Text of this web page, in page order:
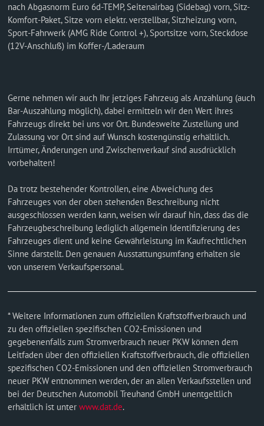
nach Abgasnorm Euro 6d-TEMP, Seitenairbag (Sidebag) vorn, Sitz-
Komfort-Paket, Sitze vorn elektr. verstellbar, Sitzheizung vorn,
Sport-Fahrwerk (AMG Ride Control +), Sportsitze vorn, Steckdose
(12V-Anschluß) im Koffer-/Laderaum
Gerne nehmen wir auch Ihr jetziges Fahrzeug als Anzahlung (auch
Bar-Auszahlung möglich), dabei ermitteln wir den Wert ihres
Fahrzeugs direkt bei uns vor Ort. Bundesweite Zustellung und
Zulassung vor Ort sind auf Wunsch kostengünstig erhältlich.
Irrtümer, Änderungen und Zwischenverkauf sind ausdrücklich
vorbehalten!
Da trotz bestehender Kontrollen, eine Abweichung des
Fahrzeuges von der oben stehenden Beschreibung nicht
ausgeschlossen werden kann, weisen wir darauf hin, dass das die
Fahrzeugbeschreibung lediglich allgemein Identifizierung des
Fahrzeuges dient und keine Gewährleistung im Kaufrechtlichen
Sinne darstellt. Den genauen Ausstattungsumfang erhalten sie
von unserem Verkaufspersonal.
* Weitere Informationen zum offiziellen Kraftstoffverbrauch und
zu den offiziellen spezifischen CO2-Emissionen und
gegebenenfalls zum Stromverbrauch neuer PKW können dem
Leitfaden über den offiziellen Kraftstoffverbrauch, die offiziellen
spezifischen CO2-Emissionen und den offiziellen Stromverbrauch
neuer PKW entnommen werden, der an allen Verkaufsstellen und
bei der Deutschen Automobil Treuhand GmbH unentgeltlich
erhältlich ist unterwww.dat.de.